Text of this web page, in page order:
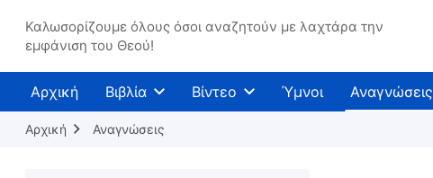
Καλωσορίζουμε όλους όσοι αναζητούν με λαχτάρα την
εμφάνιση του Θεού!
Αρχική Βιβλία Βίντεο Ύμνοι Αναγνώσεις
Αρχική Αναγνώσεις
σύμπαν: Κεφάλαιο 1
Ερμηνείες των μυστηρίων των
λόγων του Θεού προς ολόκληρο το
σύμπαν: Κεφάλαιο 3